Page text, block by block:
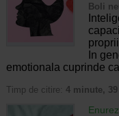
Boli
In
emotionala cuprinde
Timp de citire: 4 minute,